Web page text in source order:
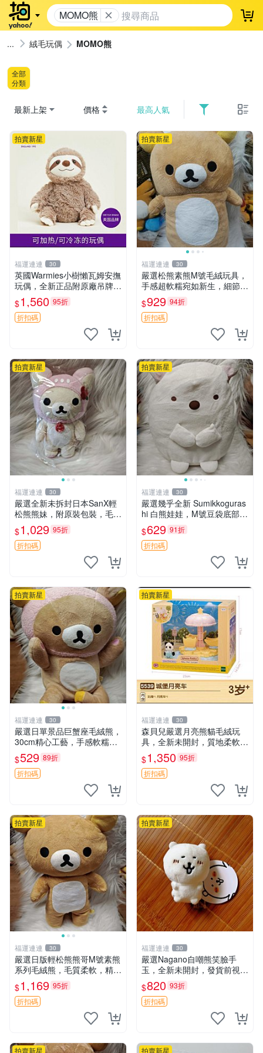
MOMO熊 登
絨毛玩偶 MOMO熊
全部
分類
最新上架 價格 最高人氣
拍賣新星
福運連連 30
英國Warmies小樹懶瓦姆安撫
玩偶，全新正品附原廠吊牌與
防塵袋，內藏薰衣草可加熱，
適合各個年齡層，冷暖兩用享
受抱抱樂趣，不容錯過嚴選好
$1,560 95折
折扣碼
拍賣新星
福運連連 30
嚴選松熊素熊M號毛絨玩具，
手感超軟糯宛如新生，細節精
緻完美無瑕，推薦送禮或珍
藏，中古狀態保養得宜。 松
熊 素熊 毛絨doll
$929 94折
折扣碼
拍賣新星
福運連連 30
嚴選全新未拆封日本SanX輕
松熊熊妹，附原裝包裝，毛絨
質地極佳，細膩可愛，推薦收
藏兼送禮，適合女性好友或家
人，限量釋出。鬆熊、熊玩
$1,029 95折
折扣碼
拍賣新星
福運連連 30
嚴選幾乎全新 Sumikkoguras
hi 白熊娃娃，M號豆袋底部，
穩固不易倒，毛絨布標附贈，
極致軟糯手感，精工細作值得
典藏，尺寸24cm，收藏佳品
$629 91折
折扣碼
拍賣新星
福運連連 30
嚴選日單景品巨蟹座毛絨熊，
30cm精心工藝，手感軟糯推
薦收藏送人 巨蟹座 毛絨玩具
精緻做工
$529 89折
折扣碼
拍賣新星
福運連連 30
森貝兒嚴選月亮熊貓毛絨玩
具，全新未開封，質地柔軟適
合收藏 月亮熊貓 毛絨玩具 新
款 儲倉直銷
$1,350 95折
折扣碼
拍賣新星
福運連連 30
嚴選日版輕松熊熊哥M號素熊
系列毛絨熊，毛質柔軟，精緻
可愛，尺寸35cm，保存狀態
優異。收藏或贈送皆為佳選。
中古 毛絨熊 毛玩偶
$1,169 95折
折扣碼
拍賣新星
福運連連 30
嚴選Nagano自嘲熊笑臉手
玉，全新未開封，發貨前視頻
確認，海南 廣西 貴州 嚴選N
agano自嘲熊笑臉手玉，全新
未開封，發貨前視頻確認，四
$820 93折
折扣碼
拍賣新星 拍賣新星